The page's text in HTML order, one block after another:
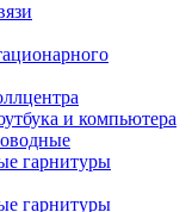
и компьютера
гарнитуры
гарнитуры